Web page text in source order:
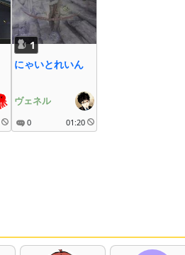
1
にゃいとれいん
ヴェネル
0 01:20